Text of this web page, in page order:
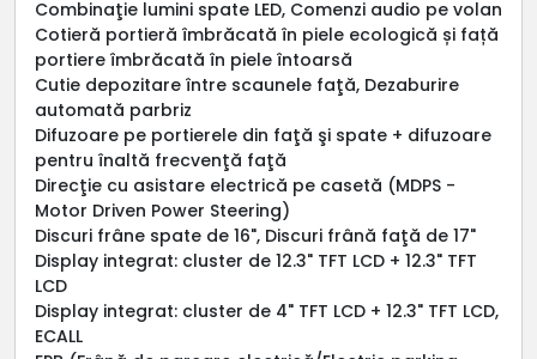
Combinaţie lumini spate LED, Comenzi audio pe volan
Cotieră portieră îmbrăcată în piele ecologică și față
portiere îmbrăcată în piele întoarsă
Cutie depozitare între scaunele faţă, Dezaburire
automată parbriz
Difuzoare pe portierele din faţă şi spate + difuzoare
pentru înaltă frecvenţă faţă
Direcţie cu asistare electrică pe casetă (MDPS -
Motor Driven Power Steering)
Discuri frâne spate de 16", Discuri frână faţă de 17"
Display integrat: cluster de 12.3" TFT LCD + 12.3" TFT
LCD
Display integrat: cluster de 4" TFT LCD + 12.3" TFT LCD,
ECALL